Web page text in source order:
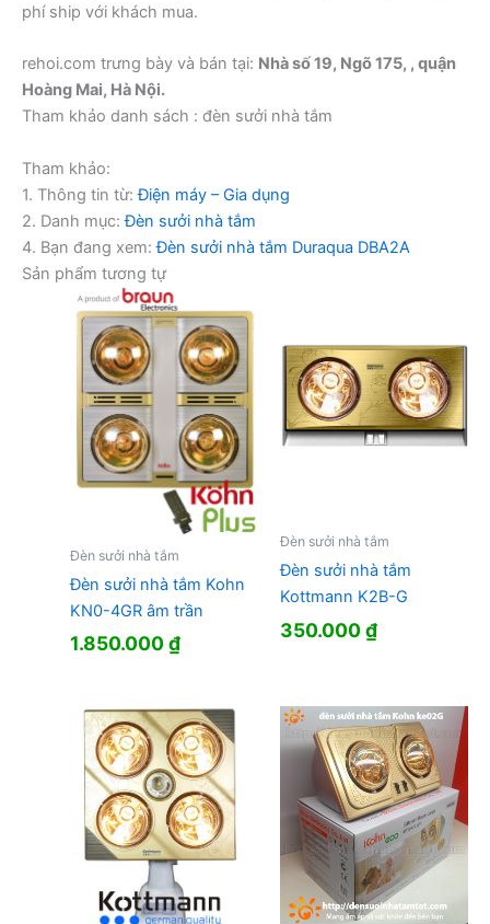
phí ship với khách mua.
rehoi.com trưng bày và bán tại: Nhà số 19, Ngõ 175, , quận
Hoàng Mai, Hà Nội.
Tham khảo danh sách : đèn sưởi nhà tắm
Tham khảo:
1. Thông tin từ:Điện máy – Gia dụng
2. Danh mục:Đèn sưởi nhà tắm
4. Bạn đang xem:Đèn sưởi nhà tắm Duraqua DBA2A
Sản phẩm tương tự
Đèn sưởi nhà tắm
Đèn sưởi nhà tắm Kohn
KN0-4GR âm trần
1.850.000₫
Đèn sưởi nhà tắm
Đèn sưởi nhà tắm
Kottmann K2B-G
350.000₫